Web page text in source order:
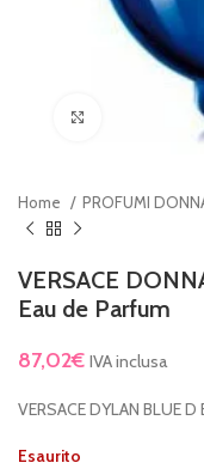
Clicca per
Home PROFUMI
VERSACE
Eau de Parfum
87,02€ IVA inclusa
VERSACE DYLAN BLUE
Esaurito